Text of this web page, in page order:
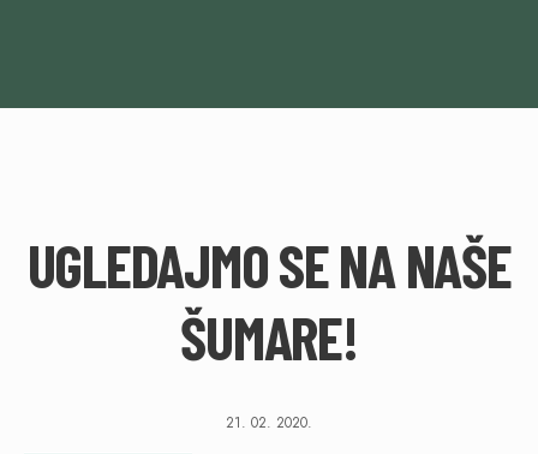
UGLEDAJMO SE NA NAŠE
ŠUMARE!
21. 02. 2020.